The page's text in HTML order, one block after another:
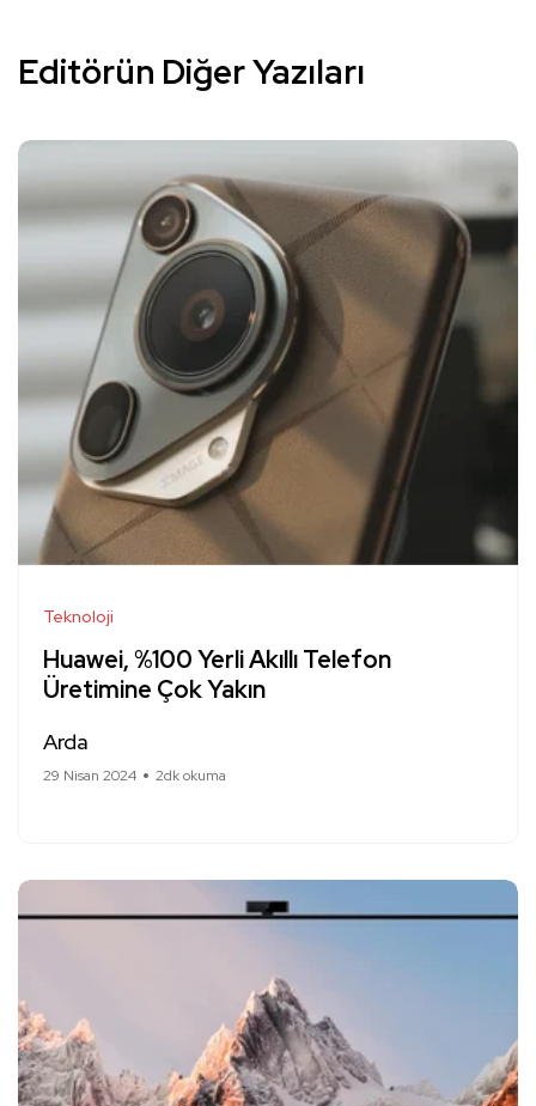
Editörün Diğer Yazıları
Teknoloji
Huawei, %100 Yerli Akıllı Telefon
Üretimine Çok Yakın
Arda
29 Nisan 2024 2dk okuma